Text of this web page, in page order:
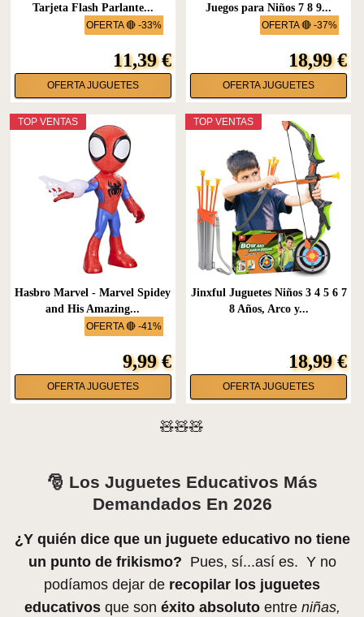
OFERTA 🔴 -33%
Tarjeta Flash Parlante...
11,39 €
OFERTA JUGUETES
OFERTA 🔴 -37%
Juegos para Niños 7 8 9...
18,99 €
OFERTA JUGUETES
OFERTA 🔴 -41%
TOP VENTAS
Hasbro Marvel - Marvel Spidey
and His Amazing...
9,99 €
OFERTA JUGUETES
TOP VENTAS
Jinxful Juguetes Niños 3 4 5 6 7
8 Años, Arco y...
18,99 €
OFERTA JUGUETES
🧸🧸🧸
🎅 Los Juguetes Educativos Más
Demandados En 2026
¿Y quién dice que un juguete educativo no tiene
un punto de frikismo? Pues, sí...así es. Y no
podíamos dejar de recopilar los juguetes
educativosque son éxito absolutoentre niñas,